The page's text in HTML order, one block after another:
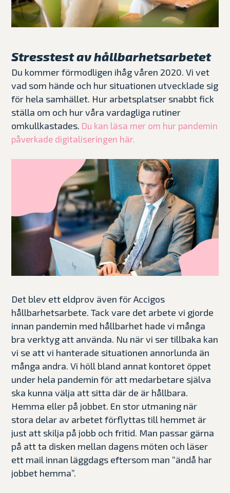
Stresstest av hållbarhetsarbetet
Du kommer förmodligen ihåg våren 2020. Vi vet
vad som hände och hur situationen utvecklade sig
för hela samhället. Hur arbetsplatser snabbt fick
ställa om och hur våra vardagliga rutiner
omkullkastades. Du kan läsa mer om hur pandemin
påverkade digitaliseringen här.
Det blev ett eldprov även för Accigos
hållbarhetsarbete. Tack vare det arbete vi gjorde
innan pandemin med hållbarhet hade vi många
bra verktyg att använda. Nu när vi ser tillbaka kan
vi se att vi hanterade situationen annorlunda än
många andra. Vi höll bland annat kontoret öppet
under hela pandemin för att medarbetare själva
ska kunna välja att sitta där de är hållbara.
Hemma eller på jobbet. En stor utmaning när
stora delar av arbetet förflyttas till hemmet är
just att skilja på jobb och fritid. Man passar gärna
på att ta disken mellan dagens möten och läser
ett mail innan läggdags eftersom man “ändå har
jobbet hemma”.